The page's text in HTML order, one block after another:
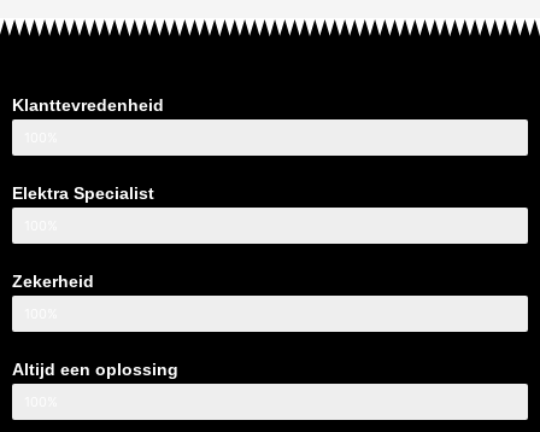
Klanttevredenheid
Elektra Specialist
Zekerheid
Altijd een oplossing